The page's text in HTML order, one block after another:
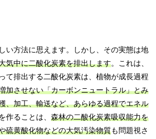
い方法に思えます。しかし、その実態は地
気中に二酸化炭素を排出します。これは、
て排出する二酸化炭素は、植物が成長過程
加させない「カーボンニュートラル」とみ
、加工、輸送など、あらゆる過程でエネル
作ることは、 森林の二酸化炭素吸収能力を
硫黄酸化物などの大気汚染物質も問題視さ